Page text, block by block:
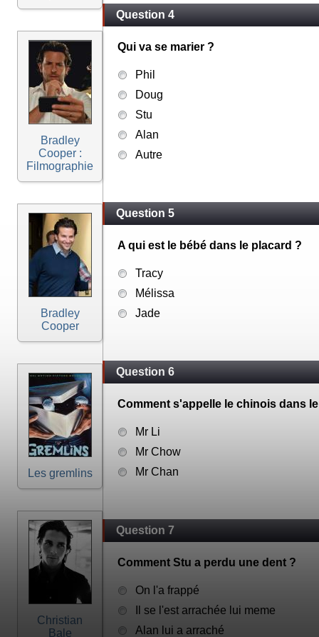
Bradley
Cooper :
Filmographie
Bradley
Cooper
Les gremlins
Christian
Bale
Question 4
Qui va se marier ?
Phil
Doug
Stu
Alan
Autre
Question 5
A qui est le bébé dans le placard ?
Tracy
Mélissa
Jade
Question 6
Comment s'appelle le chinois dans
Mr Li
Mr Chow
Mr Chan
Question 7
Comment Stu a perdu une dent ?
On l'a frappé
Il se l'est arrachée lui meme
Alan lui a arraché